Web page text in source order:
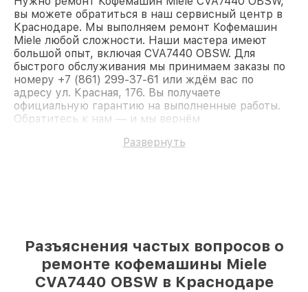
вы можете обратиться в наш сервисный центр в
Краснодаре. Мы выполняем ремонт Кофемашин
Miele любой сложности. Наши мастера имеют
большой опыт, включая CVA7440 OBSW. Для
быстрого обслуживания мы принимаем заказы по
номеру +7 (861) 299-37-61 или ждём вас по
адресу ул. Красная, 176. Вы получаете
официальную гарантию на выполненные работы.
Обратитесь к нам — и мы вернём
Развернуть
Разъяснения частых вопросов о
ремонте кофемашины Miele
CVA7440 OBSW в Краснодаре